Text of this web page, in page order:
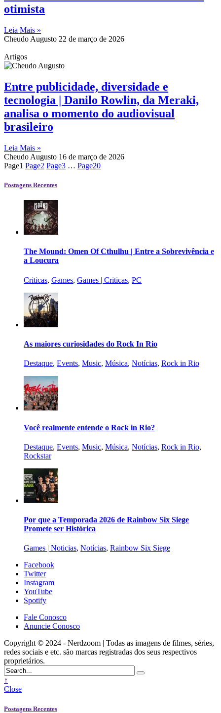
otimista
Leia Mais »
Cheudo Augusto 22 de março de 2026
Artigos
Entre publicidade, diversidade e
tecnologia | Danilo Rowlin, da Meraki,
analisa o momento do audiovisual
brasileiro
Leia Mais »
Cheudo Augusto 16 de março de 2026
Page1 Page2 Page3 … Page20
Postagens Recentes
The Mound: Omen Of Cthulhu | Entre a Sobrevivência e
a Loucura
Criticas, Games, Games | Criticas, PC
As maiores curiosidades do Rock In Rio
Destaque, Events, Music, Música, Notícias, Rock in Rio
Você realmente entende o Rock in Rio?
Destaque, Events, Music, Música, Notícias, Rock in Rio,
Rockstar
Por que a Temporada 2026 de Rainbow Six Siege
Promete ser Histórica
Games | Noticias, Notícias, Rainbow Six Siege
Facebook
Twitter
Instagram
YouTube
Spotify
Fale Conosco
Anuncie Conosco
Copyright © 2024 - Nerdzoom | Todas as imagens de filmes, séries,
redes sociais e etc. são marcas registradas dos seus respectivos
proprietários.
↑
Close
Postagens Recentes